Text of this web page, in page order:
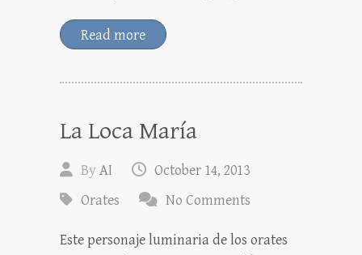
Read more
La Loca María
ByAI
October 14, 2013
Orates
No Comments
Este personaje luminaria de los orates